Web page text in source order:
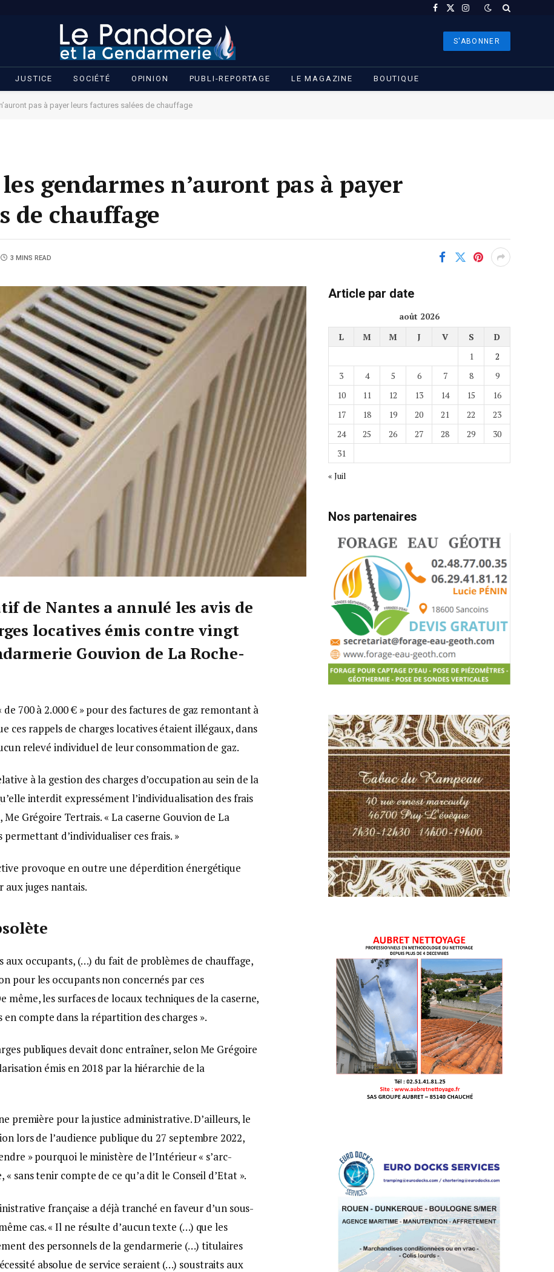
Facebook
X
Instagram
S'ABONNER
JUSTICE SOCIÉTÉ OPINION PUBLI-REPORTAGE LE MAGAZINE BOUTIQUE
pas à payer leurs factures salées de chauffage
gendarmes n’auront pas à payer
de chauffage
3 MINS READ
de Nantes a annulé les avis de
locatives émis contre vingt
Gouvion de La Roche-
700 à 2.000 € » pour des factures de gaz remontant à
ces rappels de charges locatives étaient illégaux, dans
relevé individuel de leur consommation de gaz.
à la gestion des charges d’occupation au sein de la
interdit expressément l’individualisation des frais
Grégoire Tertrais. « La caserne Gouvion de La
permettant d’individualiser ces frais. »
provoque en outre une déperdition énergétique
juges nantais.
aux occupants, (…) du fait de problèmes de chauffage,
pour les occupants non concernés par ces
même, les surfaces de locaux techniques de la caserne,
compte dans la répartition des charges ».
publiques devait donc entraîner, selon Me Grégoire
émis en 2018 par la hiérarchie de la
première pour la justice administrative. D’ailleurs, le
lors de l’audience publique du 27 septembre 2022,
» pourquoi le ministère de l’Intérieur « s’arc-
sans tenir compte de ce qu’a dit le Conseil d’Etat ».
française a déjà tranché en faveur d’un sous-
cas. « Il ne résulte d’aucun texte (…) que les
des personnels de la gendarmerie (…) titulaires
absolue de service seraient (…) soustraits aux
Article par date
août 2026
L
M M J V S
D
1
2
3
4 5 6 7 8
9
10
11 12 13 14 15
16
17
18 19 20 21 22
23
24
25 26 27 28 29
30
31
« Juil
Nos partenaires